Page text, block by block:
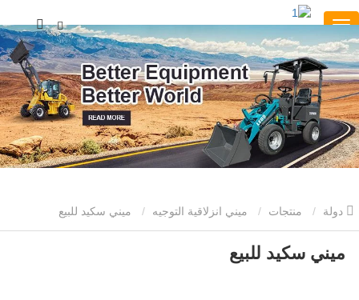
منتجات ميني انزلاقية التوجيه
ميني سكيد للبيع